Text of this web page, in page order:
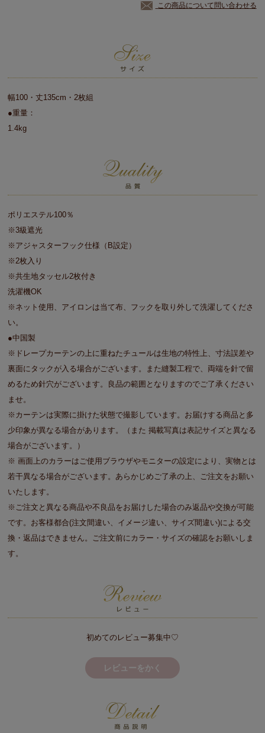
この商品について問い合わせる
幅100・丈135cm・2枚組
●重量：
1.4kg
ポリエステル100％
※3級遮光
※アジャスターフック仕様（B設定）
※2枚入り
※共生地タッセル2枚付き
洗濯機OK
※ネット使用、アイロンは当て布、フックを取り外して洗濯してくださ
い。
●中国製
※ドレープカーテンの上に重ねたチュールは生地の特性上、寸法誤差や
裏面にタックが入る場合がございます。また縫製工程で、両端を針で留
めるため針穴がございます。良品の範囲となりますのでご了承ください
ませ。
※カーテンは実際に掛けた状態で撮影しています。お届けする商品と多
少印象が異なる場合があります。（また 掲載写真は表記サイズと異なる
場合がございます。）
※ 画面上のカラーはご使用ブラウザやモニターの設定により、実物とは
若干異なる場合がございます。あらかじめご了承の上、ご注文をお願い
いたします。
※ご注文と異なる商品や不良品をお届けした場合のみ返品や交換が可能
です。お客様都合(注文間違い、イメージ違い、サイズ間違い)による交
換・返品はできません。ご注文前にカラー・サイズの確認をお願いしま
す。
初めてのレビュー募集中♡
レビューをかく